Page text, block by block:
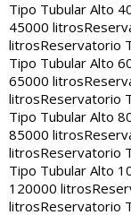
Tipo Tubular Alto
45000 litros
litrosReservatorio
Tipo Tubular Alto
65000 litros
litrosReservatorio
Tipo Tubular Alto
85000 litros
litrosReservatorio
Tipo Tubular Alto
120000 litros
litrosReservatorio